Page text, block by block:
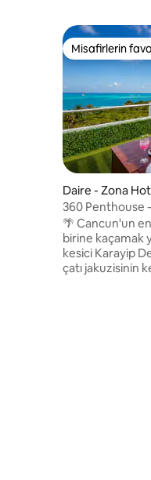
Misafirlerin
Misafirlerin
Daire - Zona
360 Penthouse
🌴 Cancun'un
birine kaçamak yapın. ✨
kesici Karayip
çatı jakuzisinin